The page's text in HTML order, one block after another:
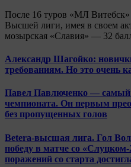
После 16 туров «МЛ
Высшей лиги, имея в своем
мозырская «Славия» — 32
Александр Шагойко:
требованиям. Но это очень
Павел Павлюченко — самый
чемпионата. Он первым
без пропущенных голов
Betera-высшая лига. Гол
победу в матче со
поражений со старта